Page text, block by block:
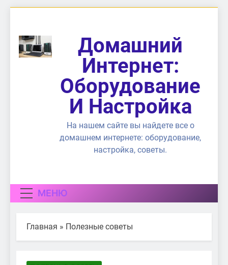
содержимому
Домашний
Интернет:
Оборудование
И Настройка
На нашем сайте вы найдете все о
домашнем интернете: оборудование,
настройка, советы.
МЕНЮ
Главная » Полезные советы